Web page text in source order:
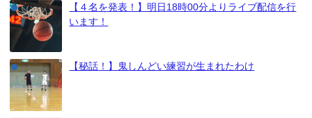
【４名を発表！】明日18時00分よりライブ配信を行
います！
【秘話！】鬼しんどい練習が生まれたわけ